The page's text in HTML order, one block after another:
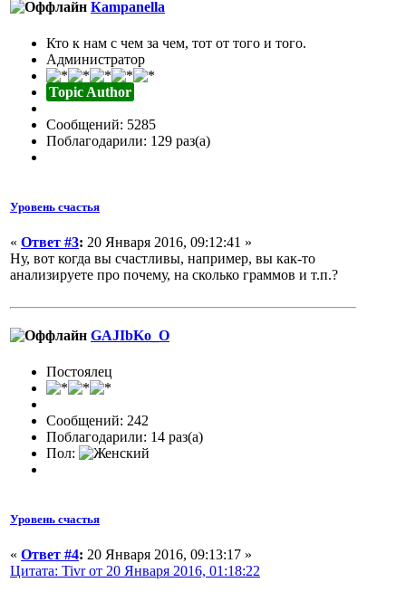
Кampanella
Кто к нам с чем за чем, тот от того и того.
Администратор
Topic Author
Сообщений: 5285
Поблагодарили: 129 раз(а)
Уровень счастья
« Ответ #3: 20 Января 2016, 09:12:41 »
Ну, вот когда вы счастливы, например, вы как-то
анализируете про почему, на сколько граммов и т.п.?
GAJIbKo_O
Постоялец
Сообщений: 242
Поблагодарили: 14 раз(а)
Пол:
Уровень счастья
« Ответ #4: 20 Января 2016, 09:13:17 »
Цитата: Tivr от 20 Января 2016, 01:18:22